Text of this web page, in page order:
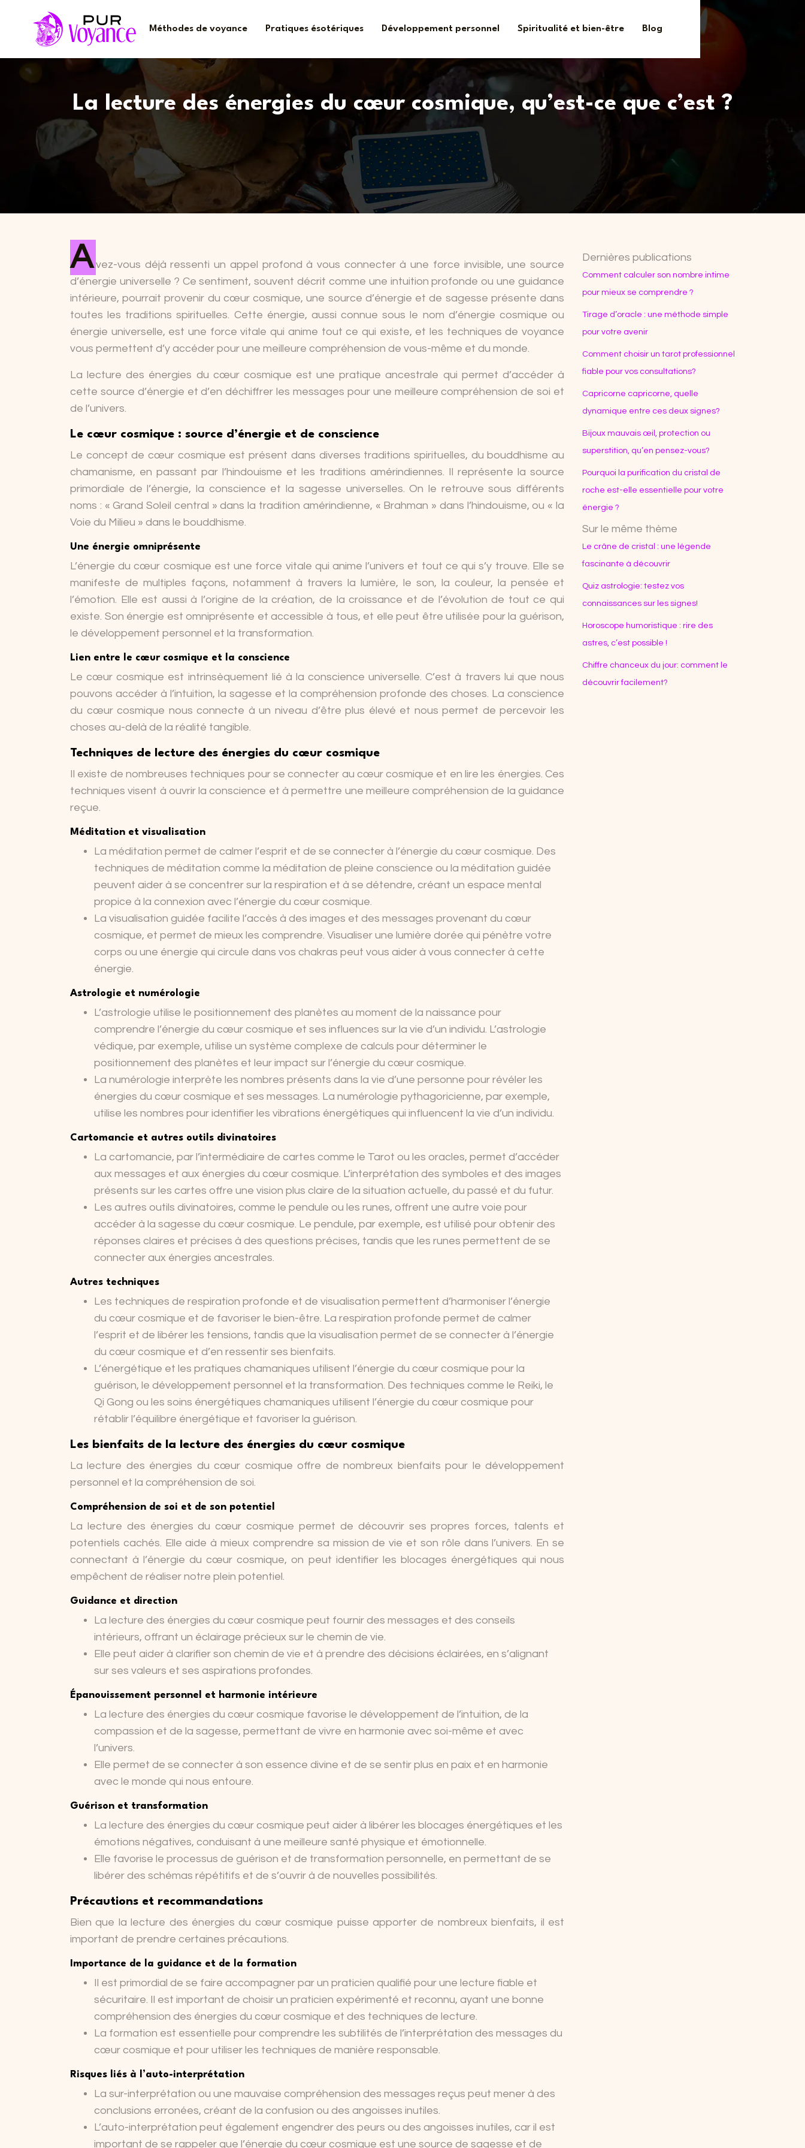
Méthodes de voyance Pratiques ésotériques Développement personnel Spiritualité et bien-être Blog
La lecture des énergies du cœur cosmique, qu’est-ce que c’est ?
A vez-vous déjà ressenti un appel profond à vous connecter à une force invisible, une source
d’énergie universelle ? Ce sentiment, souvent décrit comme une intuition profonde ou une guidance
intérieure, pourrait provenir du cœur cosmique, une source d’énergie et de sagesse présente dans
toutes les traditions spirituelles. Cette énergie, aussi connue sous le nom d’énergie cosmique ou
énergie universelle, est une force vitale qui anime tout ce qui existe, et les techniques de voyance
vous permettent d’y accéder pour une meilleure compréhension de vous-même et du monde.
La lecture des énergies du cœur cosmique est une pratique ancestrale qui permet d’accéder à
cette source d’énergie et d’en déchiffrer les messages pour une meilleure compréhension de soi et
de l’univers.
Le cœur cosmique : source d’énergie et de conscience
Le concept de cœur cosmique est présent dans diverses traditions spirituelles, du bouddhisme au
chamanisme, en passant par l’hindouisme et les traditions amérindiennes. Il représente la source
primordiale de l’énergie, la conscience et la sagesse universelles. On le retrouve sous différents
noms : « Grand Soleil central » dans la tradition amérindienne, « Brahman » dans l’hindouisme, ou « la
Voie du Milieu » dans le bouddhisme.
Une énergie omniprésente
L’énergie du cœur cosmique est une force vitale qui anime l’univers et tout ce qui s’y trouve. Elle se
manifeste de multiples façons, notamment à travers la lumière, le son, la couleur, la pensée et
l’émotion. Elle est aussi à l’origine de la création, de la croissance et de l’évolution de tout ce qui
existe. Son énergie est omniprésente et accessible à tous, et elle peut être utilisée pour la guérison,
le développement personnel et la transformation.
Lien entre le cœur cosmique et la conscience
Le cœur cosmique est intrinsèquement lié à la conscience universelle. C’est à travers lui que nous
pouvons accéder à l’intuition, la sagesse et la compréhension profonde des choses. La conscience
du cœur cosmique nous connecte à un niveau d’être plus élevé et nous permet de percevoir les
choses au-delà de la réalité tangible.
Techniques de lecture des énergies du cœur cosmique
Il existe de nombreuses techniques pour se connecter au cœur cosmique et en lire les énergies. Ces
techniques visent à ouvrir la conscience et à permettre une meilleure compréhension de la guidance
reçue.
Méditation et visualisation
La méditation permet de calmer l’esprit et de se connecter à l’énergie du cœur cosmique. Des
techniques de méditation comme la méditation de pleine conscience ou la méditation guidée
peuvent aider à se concentrer sur la respiration et à se détendre, créant un espace mental
propice à la connexion avec l’énergie du cœur cosmique.
La visualisation guidée facilite l’accès à des images et des messages provenant du cœur
cosmique, et permet de mieux les comprendre. Visualiser une lumière dorée qui pénètre votre
corps ou une énergie qui circule dans vos chakras peut vous aider à vous connecter à cette
énergie.
Astrologie et numérologie
L’astrologie utilise le positionnement des planètes au moment de la naissance pour
comprendre l’énergie du cœur cosmique et ses influences sur la vie d’un individu. L’astrologie
védique, par exemple, utilise un système complexe de calculs pour déterminer le
positionnement des planètes et leur impact sur l’énergie du cœur cosmique.
La numérologie interprète les nombres présents dans la vie d’une personne pour révéler les
énergies du cœur cosmique et ses messages. La numérologie pythagoricienne, par exemple,
utilise les nombres pour identifier les vibrations énergétiques qui influencent la vie d’un individu.
Cartomancie et autres outils divinatoires
La cartomancie, par l’intermédiaire de cartes comme le Tarot ou les oracles, permet d’accéder
aux messages et aux énergies du cœur cosmique. L’interprétation des symboles et des images
présents sur les cartes offre une vision plus claire de la situation actuelle, du passé et du futur.
Les autres outils divinatoires, comme le pendule ou les runes, offrent une autre voie pour
accéder à la sagesse du cœur cosmique. Le pendule, par exemple, est utilisé pour obtenir des
réponses claires et précises à des questions précises, tandis que les runes permettent de se
connecter aux énergies ancestrales.
Autres techniques
Les techniques de respiration profonde et de visualisation permettent d’harmoniser l’énergie
du cœur cosmique et de favoriser le bien-être. La respiration profonde permet de calmer
l’esprit et de libérer les tensions, tandis que la visualisation permet de se connecter à l’énergie
du cœur cosmique et d’en ressentir ses bienfaits.
L’énergétique et les pratiques chamaniques utilisent l’énergie du cœur cosmique pour la
guérison, le développement personnel et la transformation. Des techniques comme le Reiki, le
Qi Gong ou les soins énergétiques chamaniques utilisent l’énergie du cœur cosmique pour
rétablir l’équilibre énergétique et favoriser la guérison.
Les bienfaits de la lecture des énergies du cœur cosmique
La lecture des énergies du cœur cosmique offre de nombreux bienfaits pour le développement
personnel et la compréhension de soi.
Compréhension de soi et de son potentiel
La lecture des énergies du cœur cosmique permet de découvrir ses propres forces, talents et
potentiels cachés. Elle aide à mieux comprendre sa mission de vie et son rôle dans l’univers. En se
connectant à l’énergie du cœur cosmique, on peut identifier les blocages énergétiques qui nous
empêchent de réaliser notre plein potentiel.
Guidance et direction
La lecture des énergies du cœur cosmique peut fournir des messages et des conseils
intérieurs, offrant un éclairage précieux sur le chemin de vie.
Elle peut aider à clarifier son chemin de vie et à prendre des décisions éclairées, en s’alignant
sur ses valeurs et ses aspirations profondes.
Épanouissement personnel et harmonie intérieure
La lecture des énergies du cœur cosmique favorise le développement de l’intuition, de la
compassion et de la sagesse, permettant de vivre en harmonie avec soi-même et avec
l’univers.
Elle permet de se connecter à son essence divine et de se sentir plus en paix et en harmonie
avec le monde qui nous entoure.
Guérison et transformation
La lecture des énergies du cœur cosmique peut aider à libérer les blocages énergétiques et les
émotions négatives, conduisant à une meilleure santé physique et émotionnelle.
Elle favorise le processus de guérison et de transformation personnelle, en permettant de se
libérer des schémas répétitifs et de s’ouvrir à de nouvelles possibilités.
Précautions et recommandations
Bien que la lecture des énergies du cœur cosmique puisse apporter de nombreux bienfaits, il est
important de prendre certaines précautions.
Importance de la guidance et de la formation
Il est primordial de se faire accompagner par un praticien qualifié pour une lecture fiable et
sécuritaire. Il est important de choisir un praticien expérimenté et reconnu, ayant une bonne
compréhension des énergies du cœur cosmique et des techniques de lecture.
La formation est essentielle pour comprendre les subtilités de l’interprétation des messages du
cœur cosmique et pour utiliser les techniques de manière responsable.
Risques liés à l’auto-interprétation
La sur-interprétation ou une mauvaise compréhension des messages reçus peut mener à des
conclusions erronées, créant de la confusion ou des angoisses inutiles.
L’auto-interprétation peut également engendrer des peurs ou des angoisses inutiles, car il est
important de se rappeler que l’énergie du cœur cosmique est une source de sagesse et de
Dernières publications
Comment calculer son nombre intime
pour mieux se comprendre ?
Tirage d’oracle : une méthode simple
pour votre avenir
Comment choisir un tarot professionnel
fiable pour vos consultations?
Capricorne capricorne, quelle
dynamique entre ces deux signes?
Bijoux mauvais œil, protection ou
superstition, qu’en pensez-vous?
Pourquoi la purification du cristal de
roche est-elle essentielle pour votre
énergie ?
Sur le même thème
Le crâne de cristal : une légende
fascinante à découvrir
Quiz astrologie: testez vos
connaissances sur les signes!
Horoscope humoristique : rire des
astres, c’est possible !
Chiffre chanceux du jour: comment le
découvrir facilement?